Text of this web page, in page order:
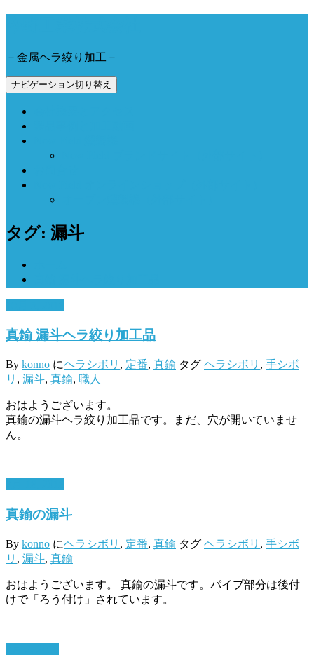
－金属ヘラ絞り加工－
ナビゲーション切り替え
タグ: 漏斗
真鍮 漏斗ヘラ絞り加工品
By konno にヘラシボリ , 定番, 真鍮 タグ ヘラシボリ , 手シボ
リ , 漏斗, 真鍮, 職人
おはようございます。
真鍮の漏斗ヘラ絞り加工品です。まだ、穴が開いていませ
ん。
真鍮の漏斗
By konno にヘラシボリ , 定番, 真鍮 タグ ヘラシボリ , 手シボ
リ , 漏斗, 真鍮
おはようございます。 真鍮の漏斗です。パイプ部分は後付
けで「ろう付け」されています。